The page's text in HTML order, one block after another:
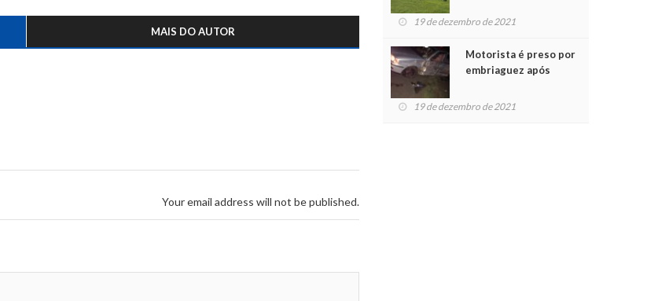
MAIS DO AUTOR
Your email address will not be published.
crianças no Natal
19 de dezembro de 2021
Motorista é preso por
embriaguez após
feridos
19 de dezembro de 2021